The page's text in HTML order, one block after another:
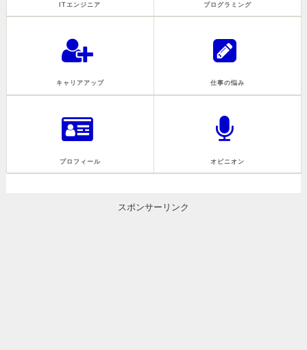
ITエンジニア プログラミング
キャリアアップ 仕事の悩み
プロフィール オピニオン
スポンサーリンク